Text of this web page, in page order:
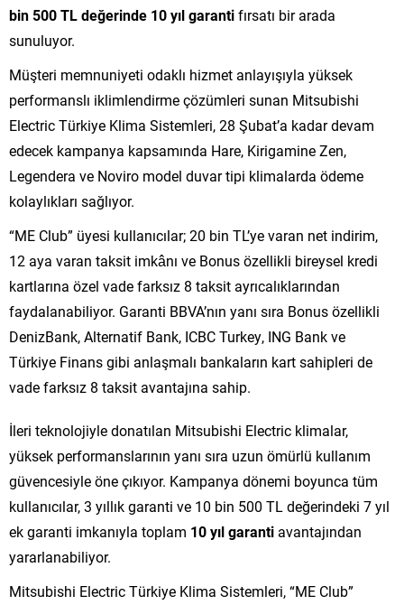
bin 500 TL değerinde 10 yıl garantifırsatı bir arada
sunuluyor.
Müşteri memnuniyeti odaklı hizmet anlayışıyla yüksek
performanslı iklimlendirme çözümleri sunan Mitsubishi
Electric Türkiye Klima Sistemleri, 28 Şubat’a kadar devam
edecek kampanya kapsamında Hare, Kirigamine Zen,
Legendera ve Noviro model duvar tipi klimalarda ödeme
kolaylıkları sağlıyor.
“ME Club” üyesi kullanıcılar; 20 bin TL’ye varan net indirim,
12 aya varan taksit imkânı ve Bonus özellikli bireysel kredi
kartlarına özel vade farksız 8 taksit ayrıcalıklarından
faydalanabiliyor. Garanti BBVA’nın yanı sıra Bonus özellikli
DenizBank, Alternatif Bank, ICBC Turkey, ING Bank ve
Türkiye Finans gibi anlaşmalı bankaların kart sahipleri de
vade farksız 8 taksit avantajına sahip.
İleri teknolojiyle donatılan Mitsubishi Electric klimalar,
yüksek performanslarının yanı sıra uzun ömürlü kullanım
güvencesiyle öne çıkıyor. Kampanya dönemi boyunca tüm
kullanıcılar, 3 yıllık garanti ve 10 bin 500 TL değerindeki 7 yıl
ek garanti imkanıyla toplam 10 yıl garanti avantajından
yararlanabiliyor.
Mitsubishi Electric Türkiye Klima Sistemleri, “ME Club”